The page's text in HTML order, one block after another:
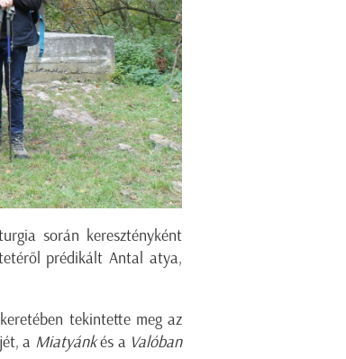
során keresztényként
prédikált Antal atya,
tekintette meg az
a Miatyánkés a Valóban